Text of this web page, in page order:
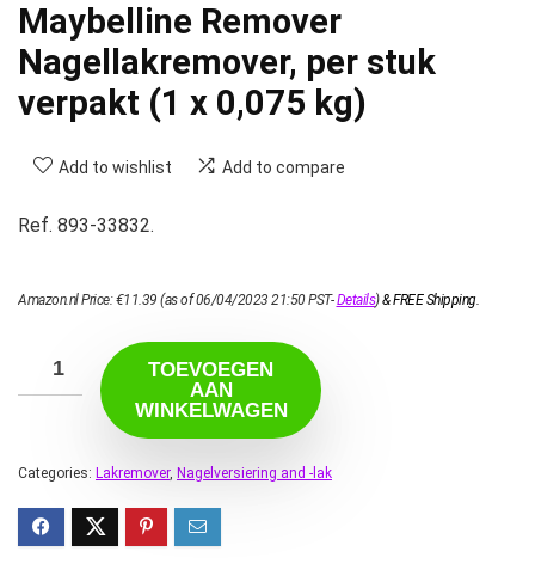
Maybelline Remover
Nagellakremover, per stuk
verpakt (1 x 0,075 kg)
Add to wishlist Add to compare
Ref. 893-33832.
Amazon.nl Price:€11.39 (as of 06/04/2023 21:50 PST-Details)&FREE Shipping.
TOEVOEGEN
AAN
WINKELWAGEN
Categories: Lakremover, Nagelversiering and -lak